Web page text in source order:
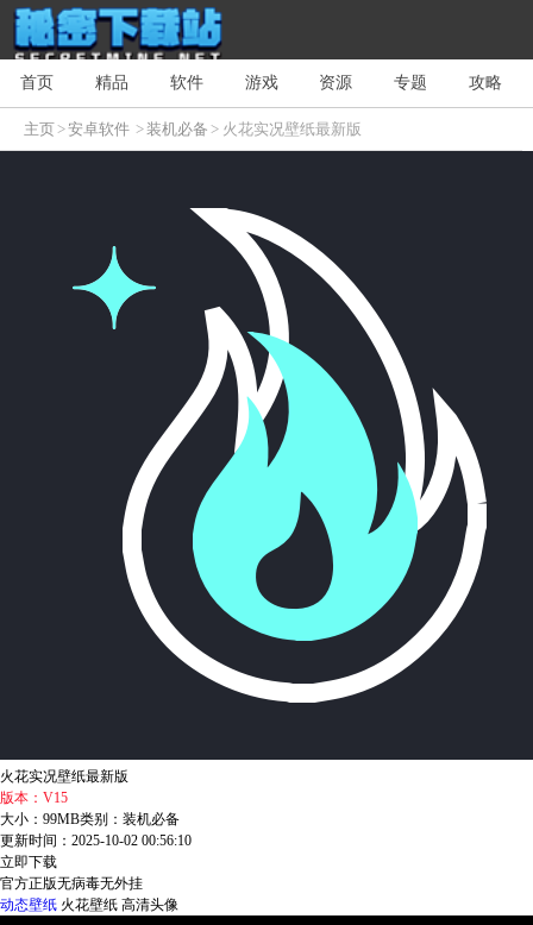
首页 精品 软件 游戏 资源 专题 攻略
主页>安卓软件 >装机必备 > 火花实况壁纸最新版
火花实况壁纸最新版
版本：V15
大小：99MB类别：装机必备
更新时间：2025-10-02 00:56:10
立即下载
官方正版无病毒无外挂
动态壁纸 火花壁纸 高清头像